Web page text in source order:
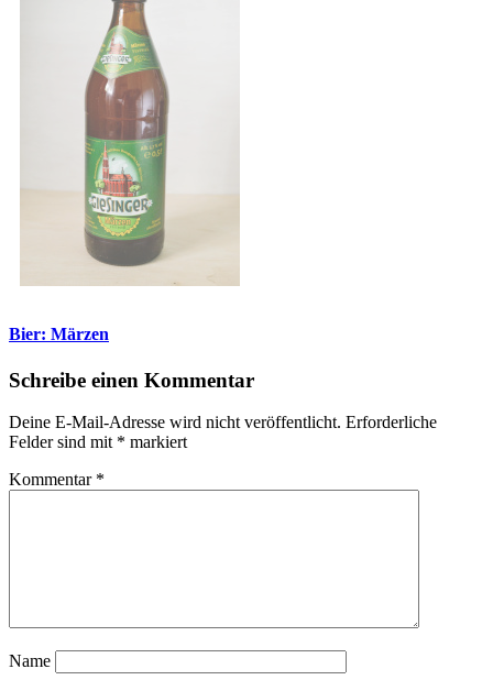
Bier: Märzen
Schreibe einen Kommentar
Deine E-Mail-Adresse wird nicht veröffentlicht. Erforderliche
Felder sind mit * markiert
Kommentar *
Name